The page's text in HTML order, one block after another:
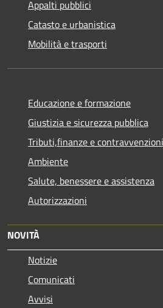
Appalti pubblici
Catasto e urbanistica
Mobilità e trasporti
Educazione e formazione
Giustizia e sicurezza pubblica
Tributi,finanze e contravvenzioni
Ambiente
Salute, benessere e assistenza
Autorizzazioni
NOVITÀ
Notizie
Comunicati
Avvisi